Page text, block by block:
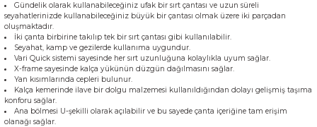
Gündelik olarak kullanabileceğiniz ufak bir sırt çantası ve uzun süreli
seyahatlerinizde kullanabileceğiniz büyük bir çantası olmak üzere iki parçadan
oluşmaktadır.
İki çanta birbirine takılıp tek bir sırt çantası gibi kullanılabilir.
Seyahat, kamp ve gezilerde kullanıma uygundur.
Vari Quick sistemi sayesinde her sırt uzunluğuna kolaylıkla uyum sağlar.
X-frame sayesinde kalça yükünün düzgün dağılmasını sağlar.
Yan kısımlarında cepleri bulunur.
Kalça kemerinde ilave bir dolgu malzemesi kullanıldığından dolayı gelişmiş taşıma
konforu sağlar.
Ana bölmesi U-şekilli olarak açılabilir ve bu sayede çanta içeriğine tam erişim
olanağı sağlar.